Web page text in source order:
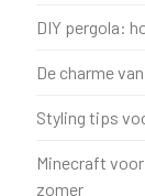
DIY pergola:
De charme
Styling tips
Minecraft
zomer